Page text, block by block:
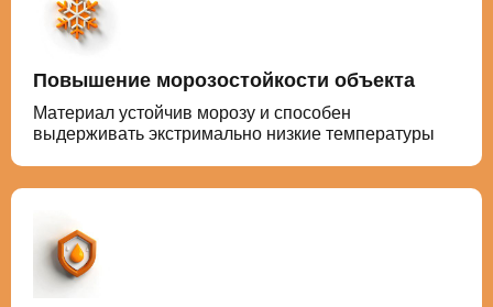
Повышение морозостойкости объекта
Материал устойчив морозу и способен
выдерживать экстримально низкие температуры